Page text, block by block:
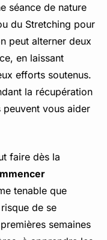
séance de nature
du Stretching pour
peut alterner deux
en laissant
efforts soutenus.
la récupération
peuvent vous aider
faire dès la
tenable que
de se
semaines